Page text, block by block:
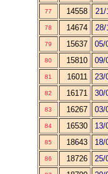
77 14558 21/
78 14674 28/
79 15637 05/
80 15810 09/
81 16011 23/
82 16171 30/
83 16267 03/
84 16530 13/
85 18643 18/
86 18726 25/